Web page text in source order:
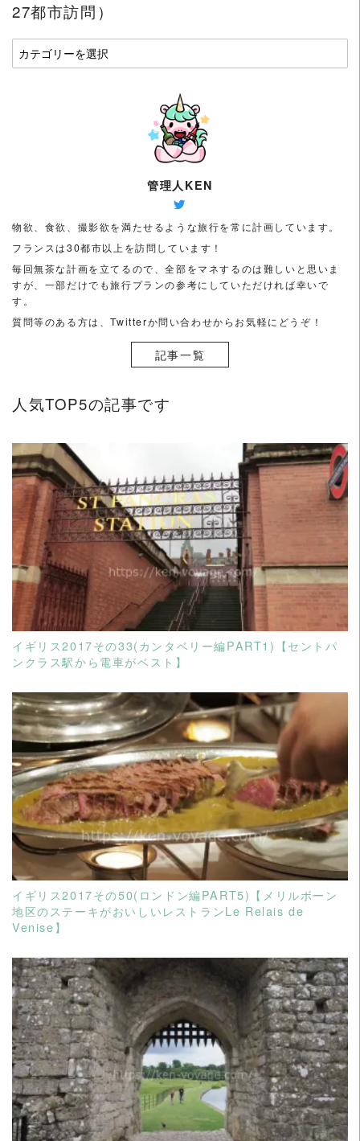
27都市訪問）
国
や
て
く
だ
さ
い
（フ
は
27
市
訪
問）
管理人KEN
物欲、食欲、撮影欲を満たせるような旅行を常に計画しています。
フランスは30都市以上を訪問しています！
毎回無茶な計画を立てるので、全部をマネするのは難しいと思いま
すが、一部だけでも旅行プランの参考にしていただければ幸いで
す。
質問等のある方は、Twitterか問い合わせからお気軽にどうぞ！
記事一覧
人気TOP5の記事です
READ MORE
イギリス2017その33(カンタベリー編PART1)【セントパ
ンクラス駅から電車がベスト】
READ MORE
イギリス2017その50(ロンドン編PART5)【メリルボーン
地区のステーキがおいしいレストランLe Relais de
Venise】
READ MORE